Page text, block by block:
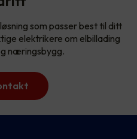
som passer best til ditt
elektrikere om elbillading
næringsbygg.